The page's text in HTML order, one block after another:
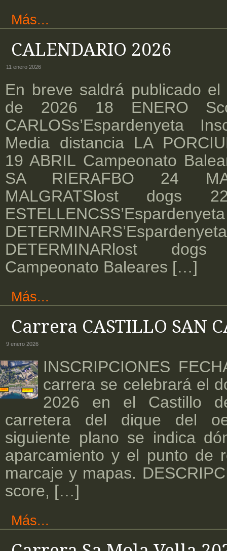
Más...
CALENDARIO 2026
11 enero 2026
En breve saldrá publicado
de 2026 18 ENERO
CARLOSs’Espardenyeta
Media distancia LA
19 ABRIL Campeonato
SA RIERAFBO 24
MALGRATSlost dogs
DETERMINARlost
Campeonato Baleares […]
Más...
Carrera CASTILLO SAN
9 enero 2026
INSCRIPCIONES
carrera se celebrará el
2026 en el Castillo
carretera del dique del
siguiente plano se indica
aparcamiento y el punto de
marcaje y mapas.
score, […]
Más...